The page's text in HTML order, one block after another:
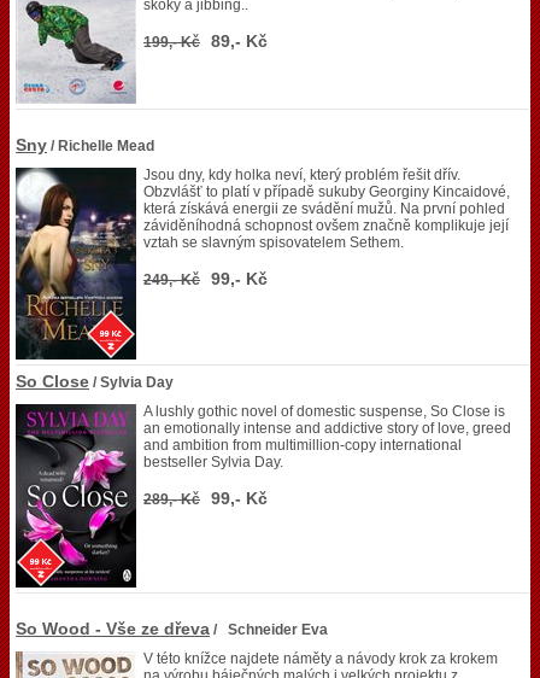
skoky a jibbing..
199,- Kč 89,- Kč
Sny / Richelle Mead
Jsou dny, kdy holka neví, který problém řešit dřív.
Obzvlášť to platí v případě sukuby Georginy Kincaidové,
která získává energii ze svádění mužů. Na první pohled
záviděníhodná schopnost ovšem značně komplikuje její
vztah se slavným spisovatelem Sethem.
249,- Kč 99,- Kč
So Close / Sylvia Day
A lushly gothic novel of domestic suspense, So Close is
an emotionally intense and addictive story of love, greed
and ambition from multimillion-copy international
bestseller Sylvia Day.
289,- Kč 99,- Kč
So Wood - Vše ze dřeva / Schneider Eva
V této knížce najdete náměty a návody krok za krokem